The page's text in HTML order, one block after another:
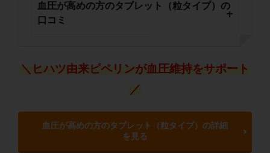
血圧が高めの方のタブレット（粒タイプ）の
口コミ
＼ヒハツ由来ピペリンが血圧維持をサポート
／
血圧が高めの方のタブレット（粒タイプ）の詳細
を見る